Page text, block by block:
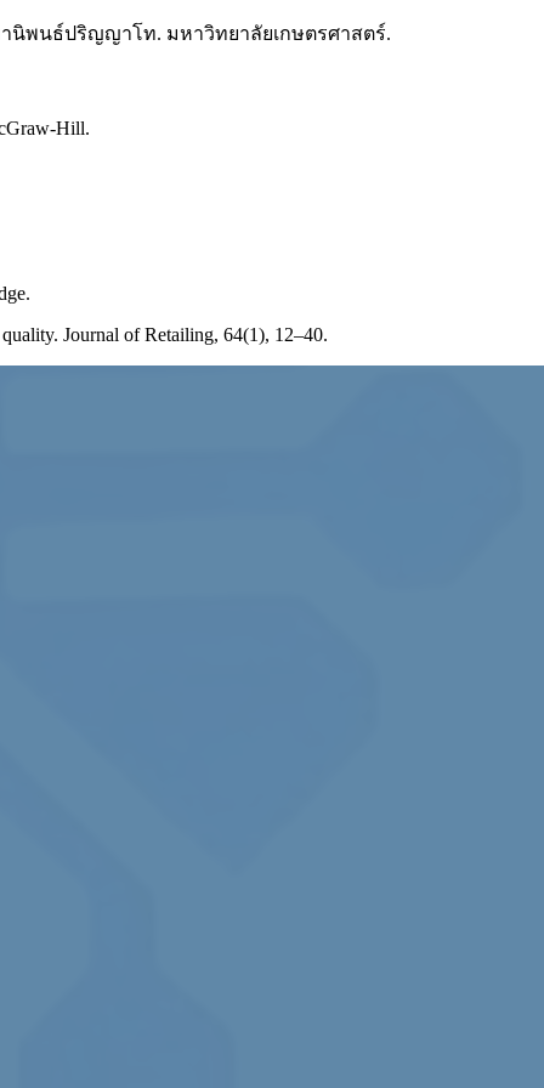
นิพนธ์ปริญญาโท. มหาวิทยาลัยเกษตรศาสตร์.
Hill.
Journal of Retailing, 64(1), 12–40.